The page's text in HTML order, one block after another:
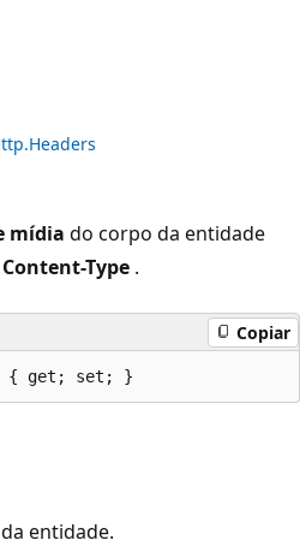
mídia do corpo da entidade
Content-Type .
Copiar
{ get; set; }
entidade.